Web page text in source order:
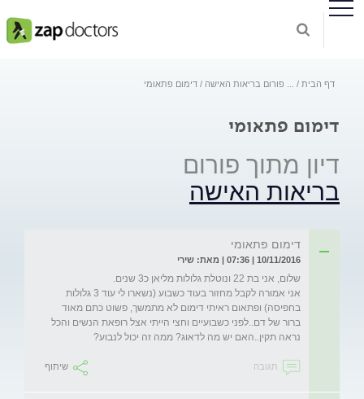
דף הבית פורום בריאות האישה דימום פתאומי
דימום פתאומי
דיון מתוך פורום
בריאות האישה
דימום פתאומי
10/11/2016 | 07:36 | מאת: שירי
אני אמורה לקבל מחזור בעוד כשבוע (נשארו לי עוד 3 גלולות
בחפיסה) ופתאום ראיתי דימום לא מתמשך, פשוט כתם מאוד
ברור של דם..לפני כשבועיים וחצי הייתי אצל רופאת הנשים והכל
נראה תקין..האם יש מה לדאוג? ממה זה יכול לנבוע?
תגובה שיתוף